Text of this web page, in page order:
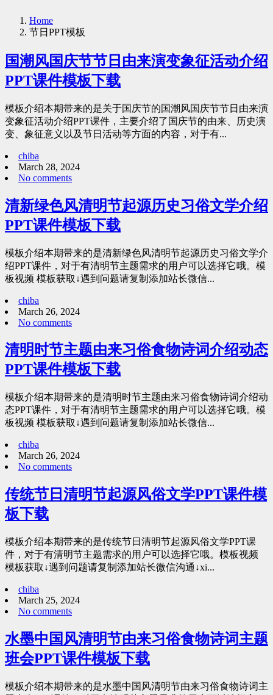
Home
节日PPT模板
国潮风国庆节节日由来演变象征活动介绍
PPT课件模板下载
模板介绍本期带来的是关于国庆节的国潮风国庆节节日由来演
变象征活动介绍PPT课件，主要介绍了国庆节的由来、历史演
变、象征意义以及节日活动等方面的内容，对于有...
chiba
March 28, 2024
No comments
清新绿色风清明节起源历史习俗文学介绍
PPT课件模板下载
模板介绍本期带来的是清新绿色风清明节起源历史习俗文学介
绍PPT课件，对于有清明节主题需求的用户可以选择它哦。模
板视频 模板获取↓遇到问题请复制添加站长微信...
chiba
March 26, 2024
No comments
清明时节主题由来习俗食物诗词介绍动态
PPT课件模板下载
模板介绍本期带来的是清明时节主题由来习俗食物诗词介绍动
态PPT课件，对于有清明节主题需求的用户可以选择它哦。模
板视频 模板获取↓遇到问题请复制添加站长微信...
chiba
March 26, 2024
No comments
传统节日清明节起源风俗文学PPT课件模
板下载
模板介绍本期带来的是传统节日清明节起源风俗文学PPT课
件，对于有清明节主题需求的用户可以选择它哦。模板视频
模板获取↓遇到问题请复制添加站长微信沟通↓xi...
chiba
March 25, 2024
No comments
水墨中国风清明节由来习俗食物诗词主题
班会PPT课件模板下载
模板介绍本期带来的是水墨中国风清明节由来习俗食物诗词主